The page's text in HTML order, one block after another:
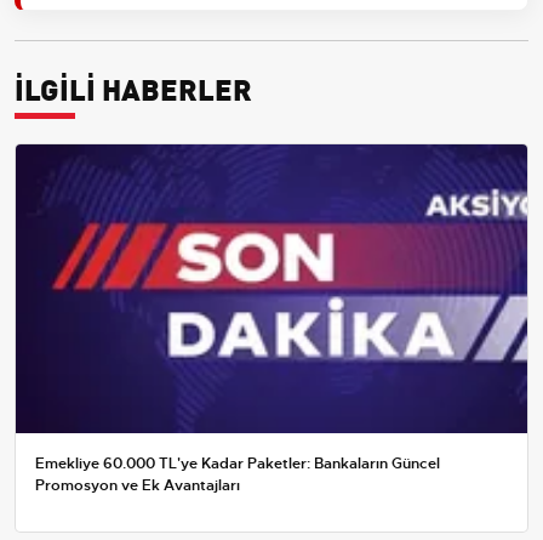
İLGİLİ HABERLER
Emekliye 60.000 TL'ye Kadar Paketler: Bankaların Güncel
Promosyon ve Ek Avantajları